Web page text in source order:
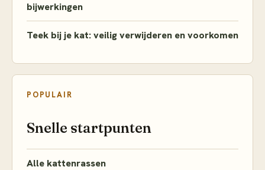
bijwerkingen
Teek bij je kat: veilig verwijderen en voorkomen
POPULAIR
Snelle startpunten
Alle kattenrassen